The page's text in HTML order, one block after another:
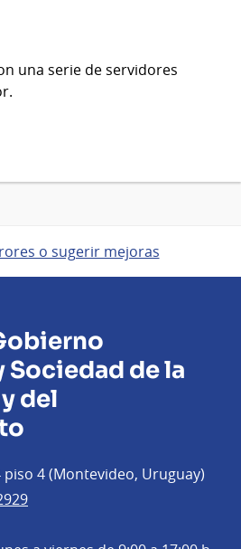
una serie de servidores
o sugerir mejoras
de la
del
piso 4 (Montevideo, Uruguay)